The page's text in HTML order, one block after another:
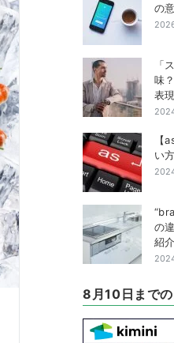
の
「
味
表
【
い
の
紹介
8月10日まで